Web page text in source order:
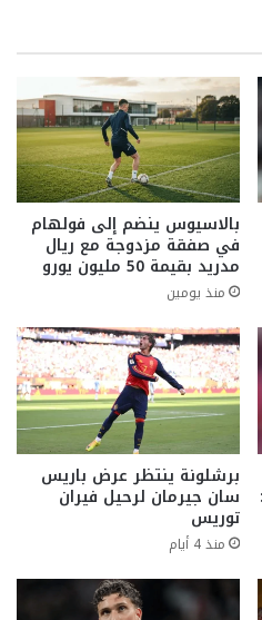
بالاسيوس ينضم إلى فولهام
في صفقة مزدوجة مع ريال
مدريد بقيمة 50 مليون يورو
منذ يومين
برشلونة ينتظر عرض باريس
سان جيرمان لرحيل فيران
توريس
منذ 4 أيام